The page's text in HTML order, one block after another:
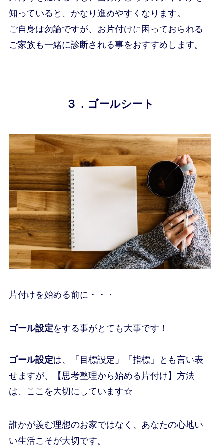
知っていると、かなり進めやすくなります。
ご自身は勿論ですが、お片付けに困っておられる
ご家族も一緒に診断される事をおすすめします。
３．ゴールシート
片付けを始める前に・・・
ゴール設定をする事がとても大事です！
ゴール設定は、「目標設定」「指標」とも言い表
せますが、【思考整理から始める片付け】方法
は、ここを大切にしています☆
誰かが羨む理想のお家ではなく、あなたの心地い
い生活こそが大切です。